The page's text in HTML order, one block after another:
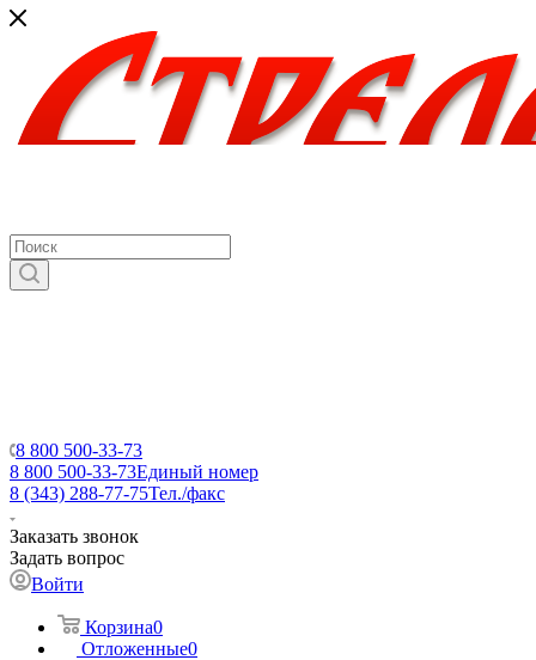
8 800 500-33-73
8 800 500-33-73Единый номер
8 (343) 288-77-75Тел./факс
Заказать звонок
Задать вопрос
Войти
Корзина0
Отложенные0